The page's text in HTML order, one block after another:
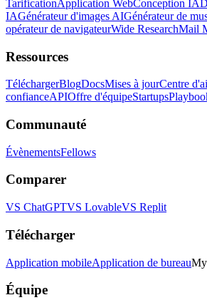
TarificationApplication WebConception IA
IAGénérateur d'images AIGénérateur de
opérateur de navigateurWide ResearchMail
Ressources
TéléchargerBlogDocsMises à jourCentre
confianceAPIOffre d'équipeStartups
Communauté
ÉvènementsFellows
Comparer
VS ChatGPTVS LovableVS Replit
Télécharger
Application mobileApplication de bureau
Équipe